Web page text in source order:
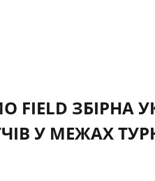
FIELD ЗБІРНА
У МЕЖАХ